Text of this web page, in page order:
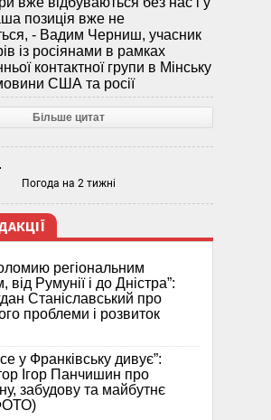
позиція вже не
- Вадим Черниш, учасник
із росіянами в рамках
контактної групи в Мінську
США та росії
Більше цитат
Погода на 2 тижні
регіональним
від Румунії і до Дністра”:
Станіславський про
проблеми і розвиток
у Франківську дивує”:
Ігор Панчишин про
забудову та майбутнє